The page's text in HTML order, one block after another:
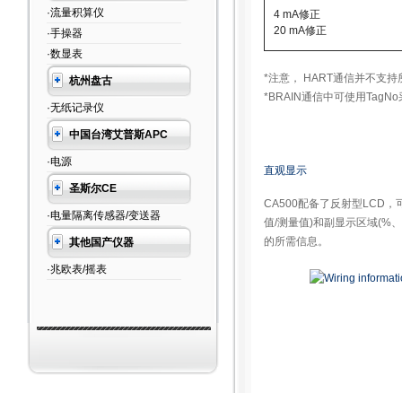
·流量积算仪
·手操器
·数显表
杭州盘古
·无纸记录仪
中国台湾艾普斯APC
·电源
圣斯尔CE
·电量隔离传感器/变送器
其他国产仪器
·兆欧表/摇表
4 mA修正
20 mA修正
*注意， HART通信并不支持
*BRAIN通信中可使用
直观显示
CA500配备了反射型LCD，
值/测量值)和副显示区域(%
的所需信息。